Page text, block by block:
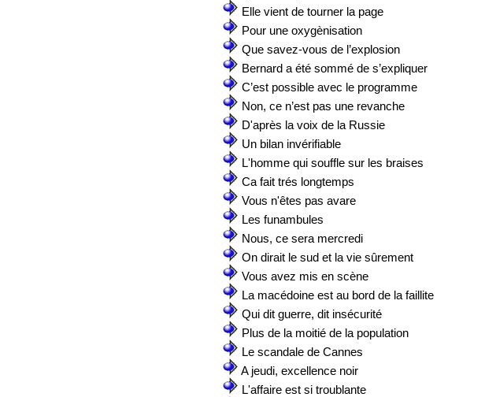
Elle vient de tourner la page
Pour une oxygènisation
Que savez-vous de l’explosion
Bernard a été sommé de s’expliquer
C’est possible avec le programme
Non, ce n’est pas une revanche
D'après la voix de la Russie
Un bilan invérifiable
L'homme qui souffle sur les braises
Ca fait trés longtemps
Vous n'êtes pas avare
Les funambules
Nous, ce sera mercredi
On dirait le sud et la vie sûrement
Vous avez mis en scène
La macédoine est au bord de la faillite
Qui dit guerre, dit insécurité
Plus de la moitié de la population
Le scandale de Cannes
A jeudi, excellence noir
L'affaire est si troublante